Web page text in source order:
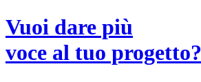
Vuoi dare più
voce al tuo progetto?